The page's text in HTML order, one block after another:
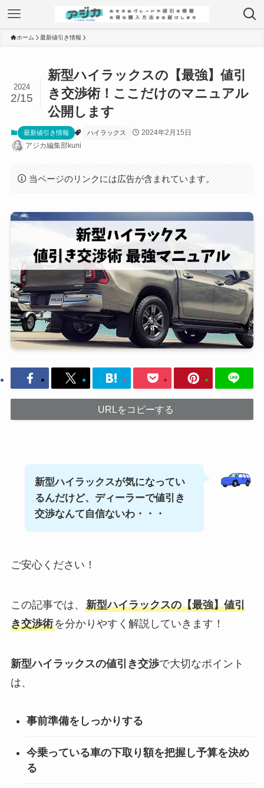
ホーム 最新値引き情報
新型ハイラックスの【最強】値引
き交渉術！ここだけのマニュアル
公開します
2024
2/15
最新値引き情報 ハイラックス
2024年2月15日
アジカ編集部kuni
当ページのリンクには広告が含まれています。
URLをコピーする
新型ハイラックスが気になってい
るんだけど、ディーラーで値引き
交渉なんて自信ないわ・・・
ご安心ください！
この記事では、 新型ハイラックスの【最強】値引
き交渉術を分かりやすく解説していきます！
新型ハイラックスの値引き交渉で大切なポイント
は、
事前準備をしっかりする
今乗っている車の下取り額を把握し予算を決め
る